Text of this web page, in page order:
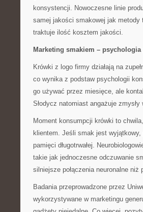
konsystencji. Nowoczesne linie
samej jakości smakowej jak metody
traktuje ilość kosztem jakości.
Marketing smakiem –
Krówki z logo firmy działają na
co wynika z podstaw psychologii
go używać przez miesięce, ale
Słodycz natomiast angażuje
Moment konsumpcji krówki to
klientem. Jeśli smak jest
pamięci długotrwałej.
takie jak jednoczesne odczuwanie
silniejsze połączenia neuronalne niż
Badania przeprowadzone przez
wykorzystywane w marketingu